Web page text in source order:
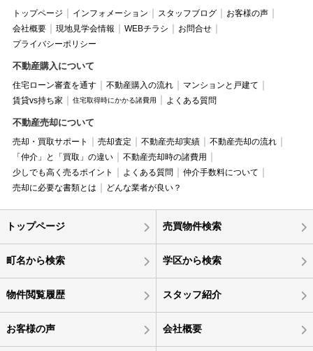
トップページ インフォメーション スタッフブログ
お客様の声
会社概要
現地見学会情報 WEBチラシ
お問合せ
プライバシーポリシー
不動産購入について
住宅ローン審査を通す 不動産購入の流れ
マンションと戸建て
賃貸vs持ち家
住宅取得時にかかる諸費用 よくある質問
不動産売却について
売却・買取サポート 売却査定 不動産売却実績
不動産売却の流れ
「仲介」と「買取」の違い
不動産売却時の諸費用
少しでも高く売るポイント
よくある質問
仲介手数料について
売却に必要な書類とは
どんな業者が良い？
トップページ 売買物件検索
町名から検索 学区から検索
物件閲覧履歴 スタッフ紹介
お客様の声 会社概要